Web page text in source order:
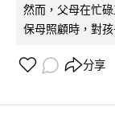
然而，父母在忙
保母照顧時，對
分享